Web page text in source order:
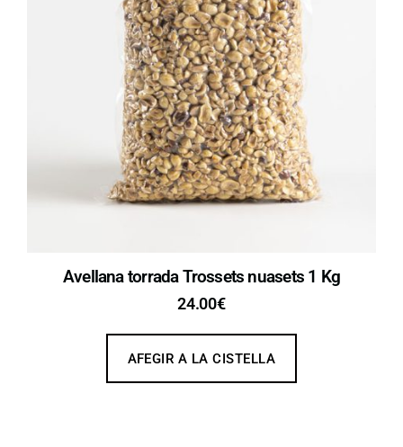
Avellana torrada Trossets nuasets 1 Kg
24.00€
AFEGIR A LA CISTELLA